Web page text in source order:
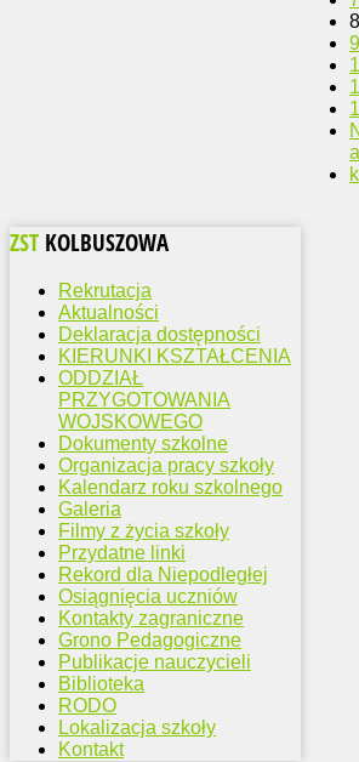
8
9
ZST KOLBUSZOWA
Rekrutacja
Aktualności
Deklaracja dostępności
KIERUNKI KSZTAŁCENIA
ODDZIAŁ
PRZYGOTOWANIA
WOJSKOWEGO
Dokumenty szkolne
Organizacja pracy szkoły
Kalendarz roku szkolnego
Galeria
Filmy z życia szkoły
Przydatne linki
Rekord dla Niepodległej
Osiągnięcia uczniów
Kontakty zagraniczne
Grono Pedagogiczne
Publikacje nauczycieli
Biblioteka
RODO
Lokalizacja szkoły
Kontakt